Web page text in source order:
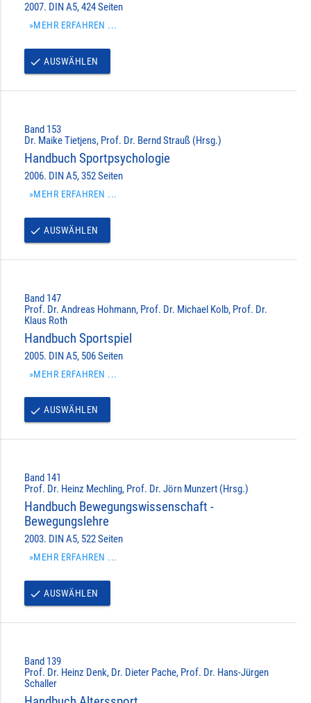
2007. DIN A5, 424 Seiten
»MEHR ERFAHREN ...
done AUSWÄHLEN
Band 153
Dr. Maike Tietjens, Prof. Dr. Bernd Strauß (Hrsg.)
Handbuch Sportpsychologie
2006. DIN A5, 352 Seiten
»MEHR ERFAHREN ...
done AUSWÄHLEN
Band 147
Prof. Dr. Andreas Hohmann, Prof. Dr. Michael Kolb, Prof. Dr.
Klaus Roth
Handbuch Sportspiel
2005. DIN A5, 506 Seiten
»MEHR ERFAHREN ...
done AUSWÄHLEN
Band 141
Prof. Dr. Heinz Mechling, Prof. Dr. Jörn Munzert (Hrsg.)
Handbuch Bewegungswissenschaft -
Bewegungslehre
2003. DIN A5, 522 Seiten
»MEHR ERFAHREN ...
done AUSWÄHLEN
Band 139
Prof. Dr. Heinz Denk, Dr. Dieter Pache, Prof. Dr. Hans-Jürgen
Schaller